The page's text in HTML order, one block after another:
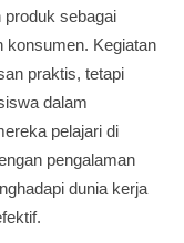
produk sebagai
konsumen. Kegiatan
praktis, tetapi
dalam
pelajari di
pengalaman
dunia kerja